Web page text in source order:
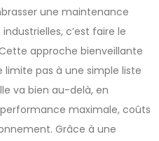
une maintenance
c’est faire le
approche bienveillante
pas à une simple liste
va bien au-delà, en
maximale, coûts
Grâce à une